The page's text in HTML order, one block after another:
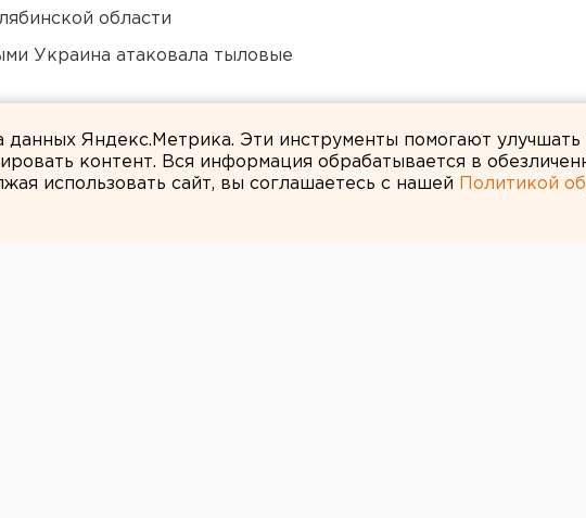
области
Украина атаковала тыловые
Яндекс.Метрика. Эти инструменты помогают улучшать
контент. Вся информация обрабатывается в
использовать сайт, вы соглашаетесь с нашей
Политикой